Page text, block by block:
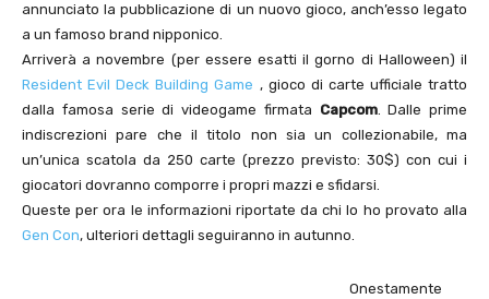
annunciato la pubblicazione di un nuovo gioco, anch’esso legato
a un famoso brand nipponico.
Arriverà a novembre (per essere esatti il gorno di Halloween) il
Resident Evil Deck Building Game , gioco di carte ufficiale tratto
dalla famosa serie di videogame firmata Capcom. Dalle prime
indiscrezioni pare che il titolo non sia un collezionabile, ma
un’unica scatola da 250 carte (prezzo previsto: 30$) con cui i
giocatori dovranno comporre i propri mazzi e sfidarsi.
Queste per ora le informazioni riportate da chi lo ho provato alla
Gen Con, ulteriori dettagli seguiranno in autunno.
Onestamente